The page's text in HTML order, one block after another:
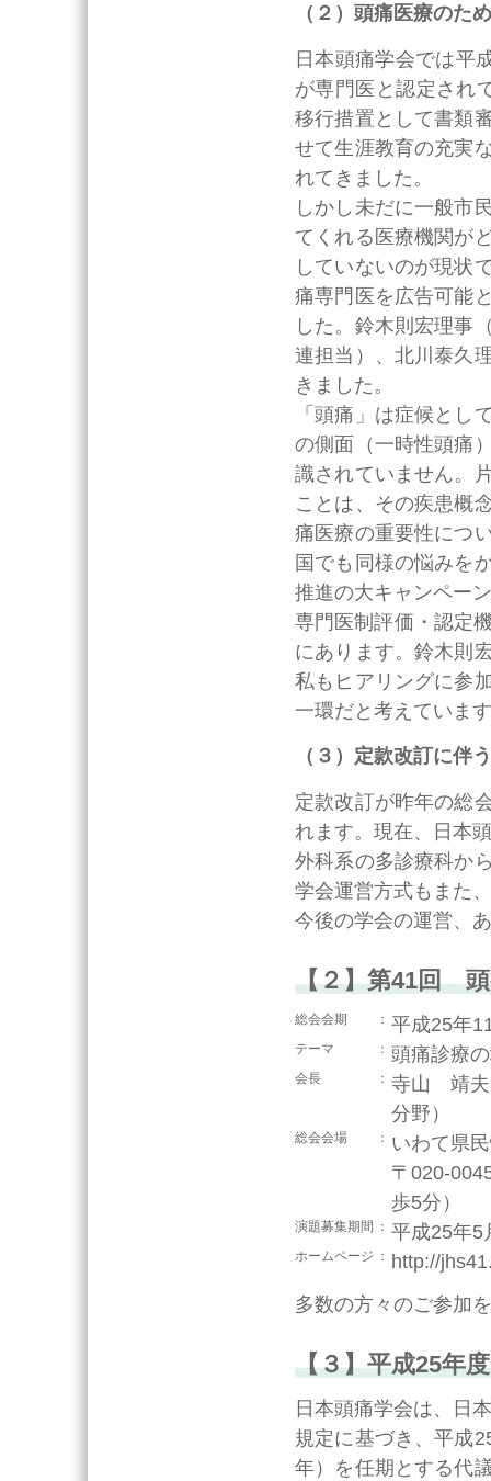
（２）頭痛医療のた
日本頭痛学会では平
が専門医と認定され
移行措置として書類
せて生涯教育の充実
れてきました。
しかし未だに一般市
てくれる医療機関が
していないのが現状
痛専門医を広告可能
した。鈴木則宏理事
連担当）、北川泰久
きました。
「頭痛」は症候とし
の側面（一時性頭痛
識されていません。
ことは、その疾患概
痛医療の重要性につ
国でも同様の悩みを
推進の大キャンペー
専門医制評価・認定
にあります。鈴木則
私もヒアリングに参
一環だと考えていま
（３）定款改訂に伴
定款改訂が昨年の総
れます。現在、日本
外科系の多診療科か
学会運営方式もまた
今後の学会の運営、
【２】第41回 頭
総会会期 平成25年
テーマ 頭痛診療
会長
寺山 靖夫
分野）
総会会場
いわて県
〒020-
歩5分）
演題募集期間 平成25年5
ホームページ
http://
多数の方々のご参加
【３】平成25年
日本頭痛学会は、日
規定に基づき、平成
年）を任期とする代